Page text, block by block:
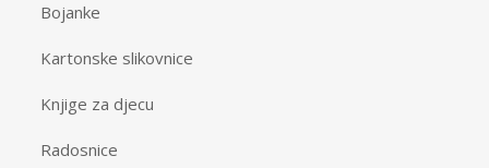
Bojanke
Kartonske slikovnice
Knjige za djecu
Radosnice